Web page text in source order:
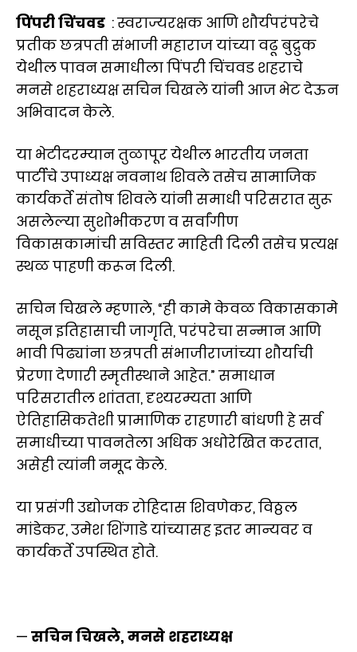
पिंपरी चिंचवड : स्वराज्यरक्षक आणि शौर्यपरंपरेचे
प्रतीक छत्रपती संभाजी महाराज यांच्या वढू बुद्रुक
येथील पावन समाधीला पिंपरी चिंचवड शहराचे
मनसे शहराध्यक्ष सचिन चिखले यांनी आज भेट देऊन
अभिवादन केले.
या भेटीदरम्यान तुळापूर येथील भारतीय जनता
पार्टीचे उपाध्यक्ष नवनाथ शिवले तसेच सामाजिक
कार्यकर्ते संतोष शिवले यांनी समाधी परिसरात सुरू
असलेल्या सुशोभीकरण व सर्वांगीण
विकासकामांची सविस्तर माहिती दिली तसेच प्रत्यक्ष
स्थळ पाहणी करून दिली.
सचिन चिखले म्हणाले, “ही कामे केवळ विकासकामे
नसून इतिहासाची जागृति, परंपरेचा सन्मान आणि
भावी पिढ्यांना छत्रपती संभाजीराजांच्या शौर्याची
प्रेरणा देणारी स्मृतीस्थाने आहेत.” समाधान
परिसरातील शांतता, दृश्यरम्यता आणि
ऐतिहासिकतेशी प्रामाणिक राहणारी बांधणी हे सर्व
समाधीच्या पावनतेला अधिक अधोरेखित करतात,
असेही त्यांनी नमूद केले.
या प्रसंगी उद्योजक रोहिदास शिवणेकर, विठ्ठल
मांडेकर, उमेश शिंगाडे यांच्यासह इतर मान्यवर व
कार्यकर्ते उपस्थित होते.
— सचिन चिखले, मनसे शहराध्यक्ष